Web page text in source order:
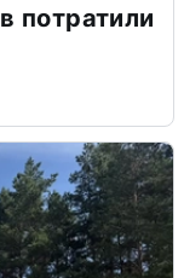
потратили